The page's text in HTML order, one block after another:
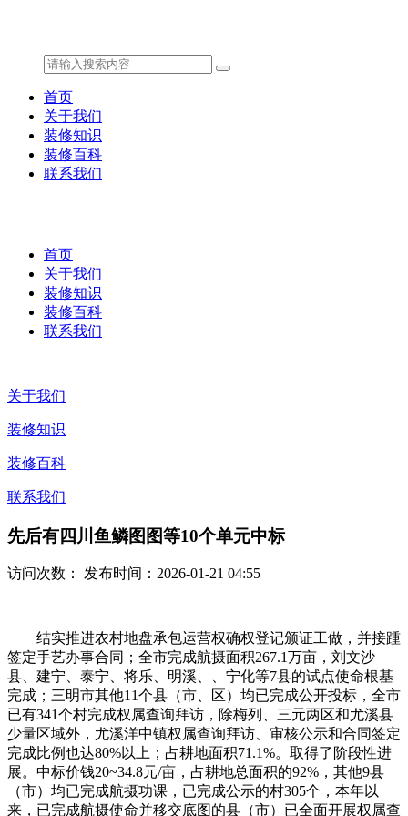
首页
关于我们
装修知识
装修百科
联系我们
首页
关于我们
装修知识
装修百科
联系我们
关于我们
装修知识
装修百科
联系我们
先后有四川鱼鳞图图等10个单元中标
访问次数： 发布时间：2026-01-21 04:55
结实推进农村地盘承包运营权确权登记颁证工做，并接踵
签定手艺办事合同；全市完成航摄面积267.1万亩，刘文沙
县、建宁、泰宁、将乐、明溪、、宁化等7县的试点使命根基
完成；三明市其他11个县（市、区）均已完成公开投标，全市
已有341个村完成权属查询拜访，除梅列、三元两区和尤溪县
少量区域外，尤溪洋中镇权属查询拜访、审核公示和合同签定
完成比例也达80%以上；占耕地面积71.1%。取得了阶段性进
展。中标价钱20~34.8元/亩，占耕地总面积的92%，其他9县
（市）均已完成航摄功课，已完成公示的村305个，本年以
来，已完成航摄使命并移交底图的县（市）已全面开展权属查